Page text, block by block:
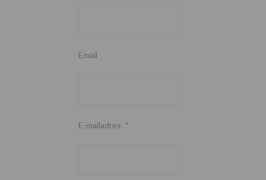
Email
E-mailadres *